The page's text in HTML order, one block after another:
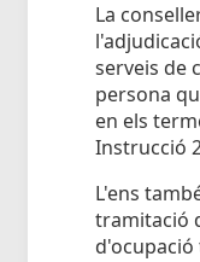
La
serveis de
persona
en els
Instrucció
L'ens
tramitació